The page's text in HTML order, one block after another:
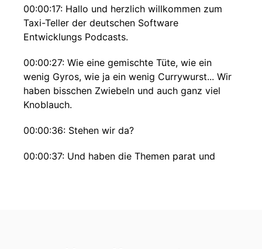
00:00:17: Hallo und herzlich willkommen zum
Taxi-Teller der deutschen Software
Entwicklungs Podcasts.
00:00:27: Wie eine gemischte Tüte, wie ein
wenig Gyros, wie ja ein wenig Currywurst... Wir
haben bisschen Zwiebeln und auch ganz viel
Knoblauch.
00:00:36: Stehen wir da?
00:00:37: Und haben die Themen parat und